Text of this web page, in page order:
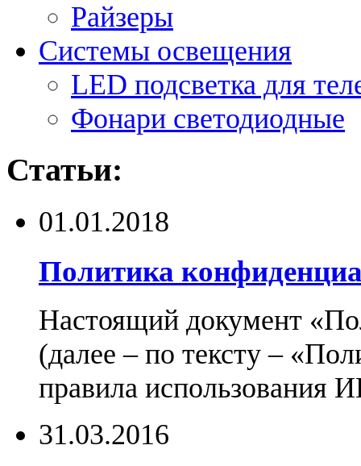
Райзеры
Системы освещения
LED подсветка для
Фонари светодиодные
Статьи:
01.01.2018
Политика
Настоящий документ
(далее – по тексту –
правила использования
31.03.2016